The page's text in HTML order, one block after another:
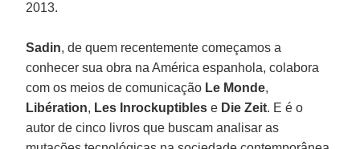
2013.
Sadin, de quem recentemente começamos a
conhecer sua obra na América espanhola, colabora
com os meios de comunicação Le Monde,
Libération, Les Inrockuptibles e Die Zeit. E é o
autor de cinco livros que buscam analisar as